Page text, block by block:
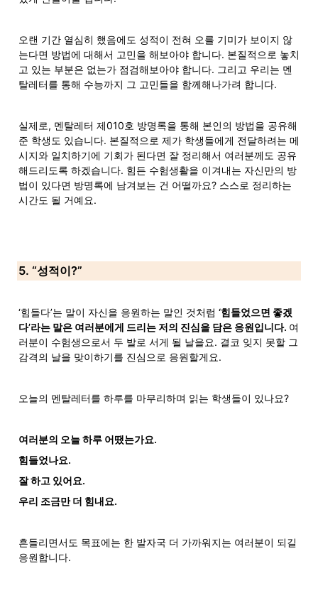
오랜 기간 열심히 했음에도 성적이 전혀 오를 기미가 보이지 않
는다면 방법에 대해서 고민을 해보아야 합니다. 본질적으로 놓치
고 있는 부분은 없는가 점검해보아야 합니다. 그리고 우리는 멘
탈레터를 통해 수능까지 그 고민들을 함께해나가려 합니다.
실제로, 멘탈레터 제010호 방명록을 통해 본인의 방법을 공유해
준 학생도 있습니다. 본질적으로 제가 학생들에게 전달하려는 메
시지와 일치하기에 기회가 된다면 잘 정리해서 여러분께도 공유
해드리도록 하겠습니다. 힘든 수험생활을 이겨내는 자신만의 방
법이 있다면 방명록에 남겨보는 건 어떨까요? 스스로 정리하는
시간도 될 거예요.
5. “성적이?”
‘힘들다’는 말이 자신을 응원하는 말인 것처럼 ‘힘들었으면 좋겠
다’라는 말은 여러분에게 드리는 저의 진심을 담은 응원입니다. 여
러분이 수험생으로서 두 발로 서게 될 날을요. 결코 잊지 못할 그
감격의 날을 맞이하기를 진심으로 응원할게요.
오늘의 멘탈레터를 하루를 마무리하며 읽는 학생들이 있나요?
여러분의 오늘 하루 어땠는가요.
힘들었나요.
잘 하고 있어요.
우리 조금만 더 힘내요.
흔들리면서도 목표에는 한 발자국 더 가까워지는 여러분이 되길
응원합니다.